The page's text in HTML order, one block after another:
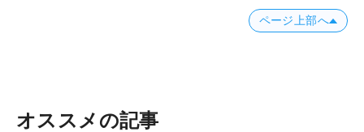
ページ上部へ
オススメの記事